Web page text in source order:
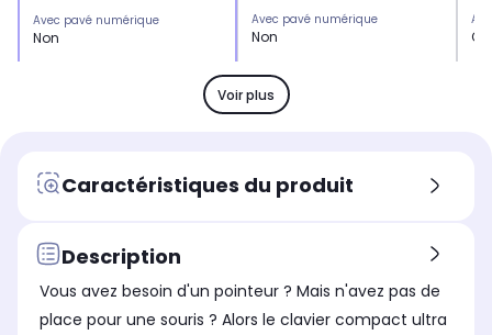
Avec pavé numérique
Non
Longueur câble
1,00 m
Non
Utilisation
Bureautique
Avec pavé numérique
Non
Support poignet
Non
Longueur câble
1,00 m
Utilisation
Bureautique
Oui
Voir plus
Caractéristiques du produit
Description
Vous avez besoin d'un pointeur ? Mais n'avez pas de
place pour une souris ? Alors le clavier compact ultra